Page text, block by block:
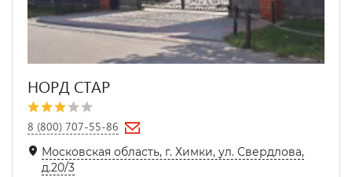
НОРД СТАР
8 (800) 707-55-86
Московская область, г. Химки, ул. Свердлова,
д.20/3